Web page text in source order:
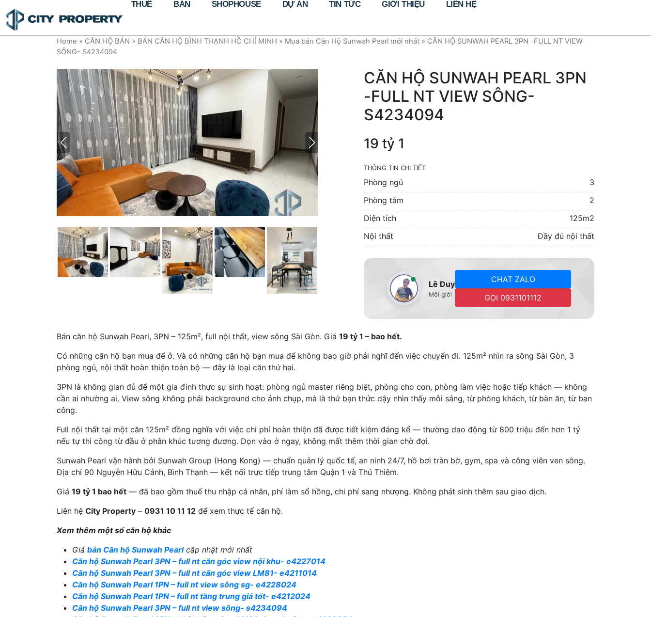
THUÊ BÁN SHOPHOUSE DỰ ÁN TIN TỨC GIỚI THIỆU LIÊN HỆ
Home » CĂN HỘ BÁN » BÁN CĂN HỘ BÌNH THẠNH HỒ CHÍ MINH » Mua bán Căn Hộ Sunwah Pearl mới nhất » CĂN HỘ SUNWAH PEARL 3PN -FULL NT VIEW
SÔNG- S4234094
CĂN HỘ SUNWAH PEARL 3PN
-FULL NT VIEW SÔNG-
S4234094
19 tỷ 1
THÔNG TIN CHI TIẾT
Phòng ngủ
3
Phòng tắm
2
Diện tích
125m2
Nội thất
Đầy đủ nội thất
Lê Duy
Môi giới
CHAT ZALO
GỌI 0931101112
Bán căn hộ Sunwah Pearl, 3PN – 125m², full nội thất, view sông Sài Gòn. Giá 19 tỷ 1 – bao hết.
Có những căn hộ bạn mua để ở. Và có những căn hộ bạn mua để không bao giờ phải nghĩ đến việc chuyển đi. 125m² nhìn ra sông Sài Gòn, 3
phòng ngủ, nội thất hoàn thiện toàn bộ — đây là loại căn thứ hai.
3PN là không gian đủ để một gia đình thực sự sinh hoạt: phòng ngủ master riêng biệt, phòng cho con, phòng làm việc hoặc tiếp khách — không
cần ai nhường ai. View sông không phải background cho ảnh chụp, mà là thứ bạn thức dậy nhìn thấy mỗi sáng, từ phòng khách, từ bàn ăn, từ ban
công.
Full nội thất tại một căn 125m² đồng nghĩa với việc chi phí hoàn thiện đã được tiết kiệm đáng kể — thường dao động từ 800 triệu đến hơn 1 tỷ
nếu tự thi công từ đầu ở phân khúc tương đương. Dọn vào ở ngay, không mất thêm thời gian chờ đợi.
Sunwah Pearl vận hành bởi Sunwah Group (Hong Kong) — chuẩn quản lý quốc tế, an ninh 24/7, hồ bơi tràn bờ, gym, spa và công viên ven sông.
Địa chỉ 90 Nguyễn Hữu Cảnh, Bình Thạnh — kết nối trực tiếp trung tâm Quận 1 và Thủ Thiêm.
Giá 19 tỷ 1 bao hết — đã bao gồm thuế thu nhập cá nhân, phí làm sổ hồng, chi phí sang nhượng. Không phát sinh thêm sau giao dịch.
Liên hệ City Property – 0931 10 11 12 để xem thực tế căn hộ.
Xem thêm một số căn hộ khác
Giá bán Căn hộ Sunwah Pearlcập nhật mới nhất
Căn hộ Sunwah Pearl 3PN – full nt căn góc view nội khu- e4227014
Căn hộ Sunwah Pearl 3PN – full nt căn góc view LM81- e4211014
Căn hộ Sunwah Pearl 1PN – full nt view sông sg- e4228024
Căn hộ Sunwah Pearl 1PN – full nt tầng trung giá tốt- e4212024
Căn hộ Sunwah Pearl 3PN – full nt view sông- s4234094